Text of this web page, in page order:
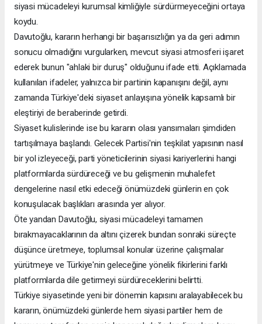
siyasi mücadeleyi kurumsal kimliğiyle sürdürmeyeceğini ortaya
koydu.
Davutoğlu, kararın herhangi bir başarısızlığın ya da geri adımın
sonucu olmadığını vurgularken, mevcut siyasi atmosferi işaret
ederek bunun "ahlaki bir duruş" olduğunu ifade etti. Açıklamada
kullanılan ifadeler, yalnızca bir partinin kapanışını değil, aynı
zamanda Türkiye'deki siyaset anlayışına yönelik kapsamlı bir
eleştiriyi de beraberinde getirdi.
Siyaset kulislerinde ise bu kararın olası yansımaları şimdiden
tartışılmaya başlandı. Gelecek Partisi'nin teşkilat yapısının nasıl
bir yol izleyeceği, parti yöneticilerinin siyasi kariyerlerini hangi
platformlarda sürdüreceği ve bu gelişmenin muhalefet
dengelerine nasıl etki edeceği önümüzdeki günlerin en çok
konuşulacak başlıkları arasında yer alıyor.
Öte yandan Davutoğlu, siyasi mücadeleyi tamamen
bırakmayacaklarının da altını çizerek bundan sonraki süreçte
düşünce üretmeye, toplumsal konular üzerine çalışmalar
yürütmeye ve Türkiye'nin geleceğine yönelik fikirlerini farklı
platformlarda dile getirmeyi sürdüreceklerini belirtti.
Türkiye siyasetinde yeni bir dönemin kapısını aralayabilecek bu
kararın, önümüzdeki günlerde hem siyasi partiler hem de